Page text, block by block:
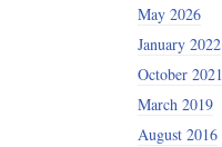
May 2026
January 2022
October 2021
March 2019
August 2016